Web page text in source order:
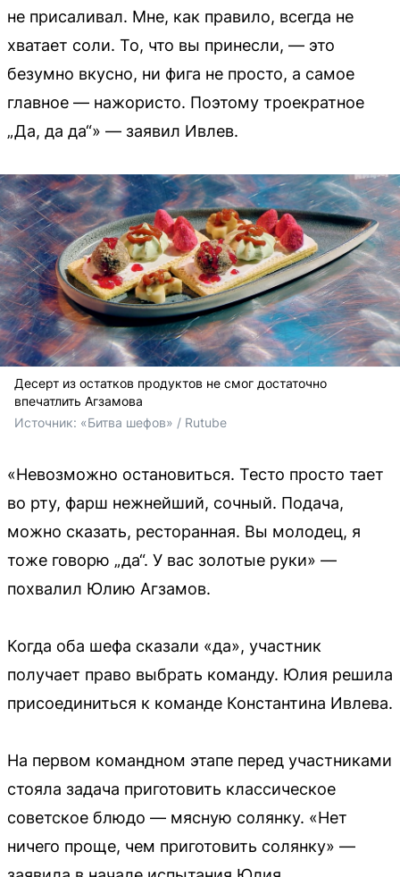
не присаливал. Мне, как правило, всегда не
хватает соли. То, что вы принесли, — это
безумно вкусно, ни фига не просто, а самое
главное — нажористо. Поэтому троекратное
„Да, да да“» — заявил Ивлев.
Десерт из остатков продуктов не смог достаточно
впечатлить Агзамова
Источник: «Битва шефов» / Rutube
«Невозможно остановиться. Тесто просто тает
во рту, фарш нежнейший, сочный. Подача,
можно сказать, ресторанная. Вы молодец, я
тоже говорю „да“. У вас золотые руки» —
похвалил Юлию Агзамов.
Когда оба шефа сказали «да», участник
получает право выбрать команду. Юлия решила
присоединиться к команде Константина Ивлева.
На первом командном этапе перед участниками
стояла задача приготовить классическое
советское блюдо — мясную солянку. «Нет
ничего проще, чем приготовить солянку» —